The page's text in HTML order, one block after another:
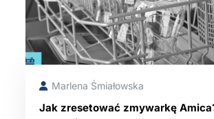
Marlena Śmiałowska
Jak zresetować zmywarkę